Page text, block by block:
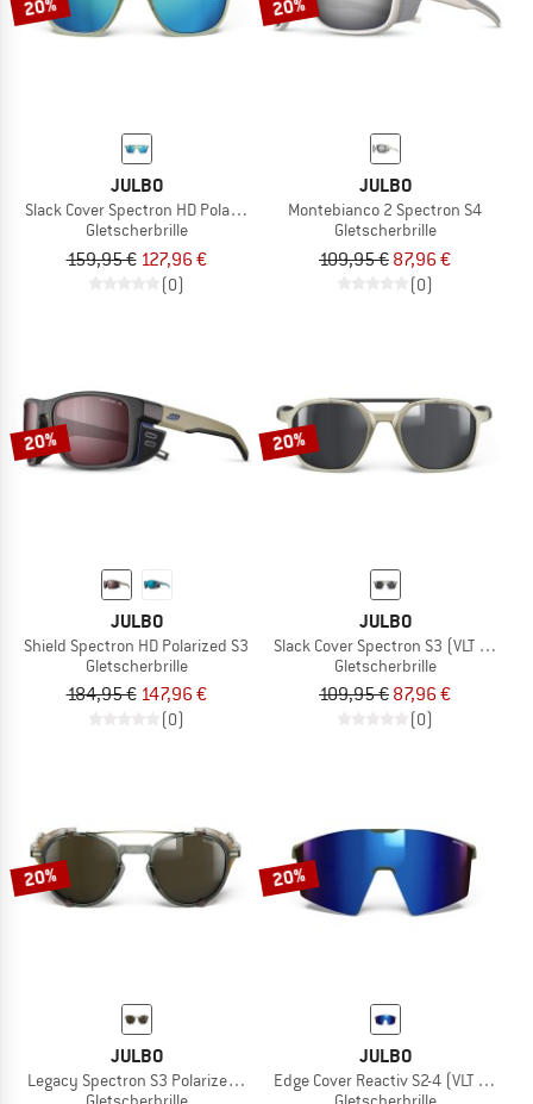
20%
JULBO
Slack Cover Spectron HD Polarized S4 (VLT 7%)
Gletscherbrille
159,95 € 127,96 €
(0)
20%
JULBO
Montebianco 2 Spectron S4
Gletscherbrille
109,95 € 87,96 €
(0)
20%
JULBO
Shield Spectron HD Polarized S3
Gletscherbrille
184,95 € 147,96 €
(0)
20%
JULBO
Slack Cover Spectron S3 (VLT 12%)
Gletscherbrille
109,95 € 87,96 €
(0)
20%
JULBO
Legacy Spectron S3 Polarized (VLT 11%)
20%
JULBO
Edge Cover Reactiv S2-4 (VLT 7-35%)